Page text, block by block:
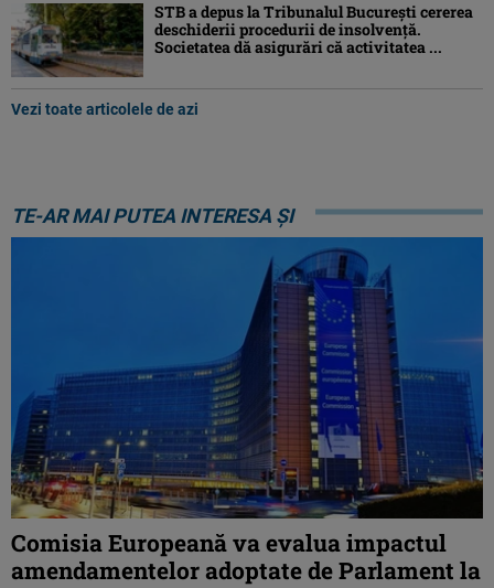
STB a depus la Tribunalul București cererea
deschiderii procedurii de insolvență.
Societatea dă asigurări că activitatea ...
Vezi toate articolele de azi
TE-AR MAI PUTEA INTERESA ȘI
Comisia Europeană va evalua impactul
amendamentelor adoptate de Parlament la